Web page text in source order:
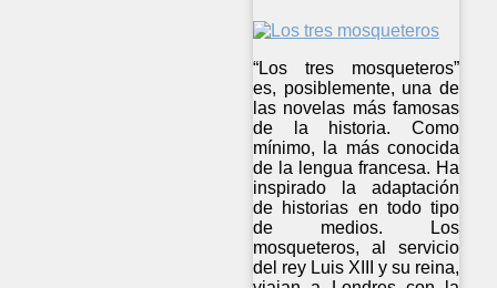
“Los tres mosqueteros”
es, posiblemente, una de
las novelas más famosas
de la historia. Como
mínimo, la más conocida
de la lengua francesa. Ha
inspirado la adaptación
de historias en todo tipo
de medios. Los
mosqueteros, al servicio
del rey Luis XIII y su reina,